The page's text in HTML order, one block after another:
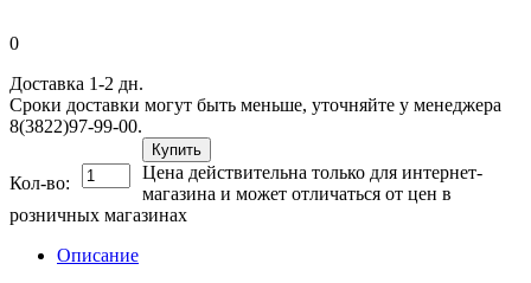
0
Доставка 1-2 дн.
Сроки доставки могут быть меньше, уточняйте у менеджера
8(3822)97-99-00.
Кол-во:
Купить
Цена действительна только для интернет-
магазина и может отличаться от цен в
розничных магазинах
Описание